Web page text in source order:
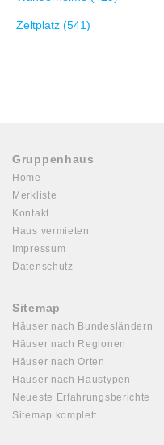
Zeltplatz (541)
Gruppenhaus
Home
Merkliste
Kontakt
Haus vermieten
Impressum
Datenschutz
Sitemap
Häuser nach Bundesländern
Häuser nach Regionen
Häuser nach Orten
Häuser nach Haustypen
Neueste Erfahrungsberichte
Sitemap komplett